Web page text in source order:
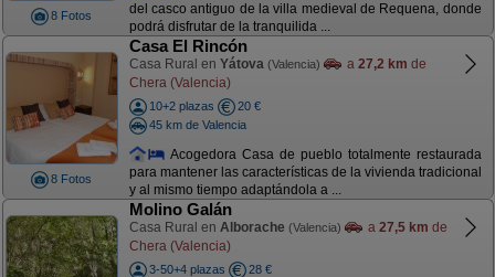
8 Fotos
del casco antiguo de la villa medieval de Requena, donde
podrá disfrutar de la tranquilida ...
8 Fotos
Casa El Rincón
Casa Rural en Yátova (Valencia) a 27,2 km de
Chera (Valencia)
10+2 plazas
20 €
45 km de Valencia
Acogedora Casa de pueblo totalmente restaurada
para mantener las características de la vivienda tradicional
y al mismo tiempo adaptándola a ...
Molino Galán
Casa Rural en Alborache (Valencia) a 27,5 km de
Chera (Valencia)
3-50+4 plazas
28 €